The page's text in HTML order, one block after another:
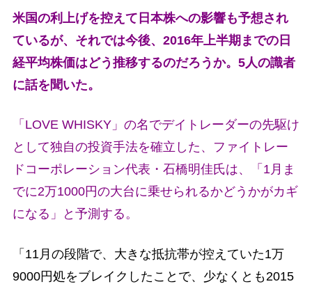
米国の利上げを控えて日本株への影響も予想され
ているが、それでは今後、2016年上半期までの日
経平均株価はどう推移するのだろうか。5人の識者
に話を聞いた。
「LOVE WHISKY」の名でデイトレーダーの先駆け
として独自の投資手法を確立した、ファイトレー
ドコーポレーション代表・石橋明佳氏は、「1月ま
でに2万1000円の大台に乗せられるかどうかがカギ
になる」と予測する。
「11月の段階で、大きな抵抗帯が控えていた1万
9000円処をブレイクしたことで、少なくとも2015